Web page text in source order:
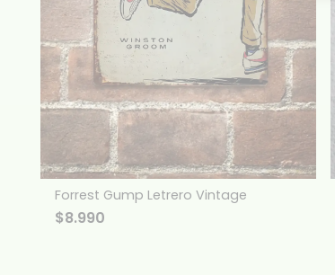
Forrest Gump Letrero Vintage
$8.990